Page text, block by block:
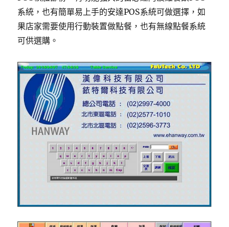
系統，也有簡單易上手的安達POS系統可做選擇，如
果店家需要使用行動裝置做點餐，也有無線點餐系統
可供選購。